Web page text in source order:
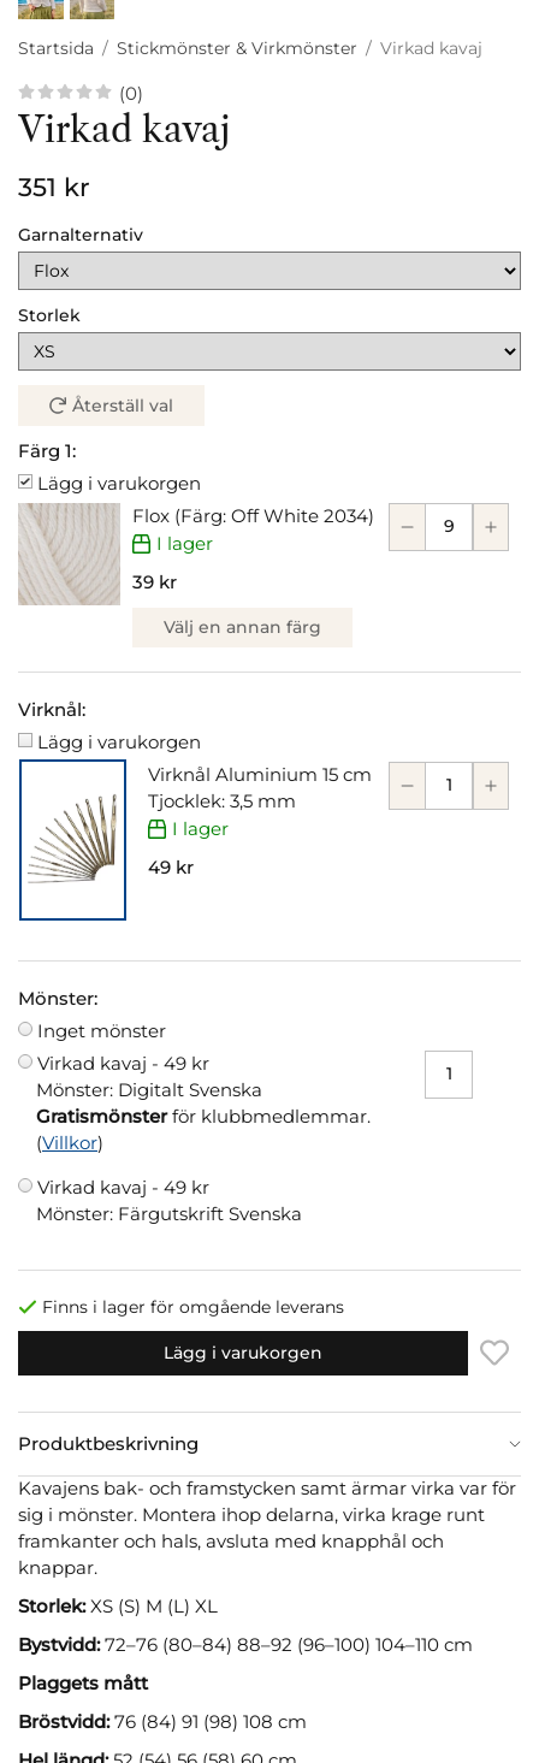
Startsida / Stickmönster & Virkmönster / Virkad kavaj
(0)
Virkad kavaj
351 kr
Garnalternativ
Storlek
Återställ val
Färg 1:
Lägg i varukorgen
Flox (Färg: Off White 2034)
I lager
39 kr
Välj en annan färg
Virknål:
Lägg i varukorgen
Virknål Aluminium 15 cm
Tjocklek: 3,5 mm
I lager
49 kr
Mönster:
Inget mönster
Virkad kavaj - 49 kr
Mönster: Digitalt Svenska
Gratismönsterför klubbmedlemmar.
(Villkor)
Virkad kavaj - 49 kr
Mönster: Färgutskrift Svenska
Finns i lager för omgående leverans
Lägg i varukorgen
Produktbeskrivning
Kavajens bak- och framstycken samt ärmar virka var för
sig i mönster. Montera ihop delarna, virka krage runt
framkanter och hals, avsluta med knapphål och
knappar.
Storlek:XS (S) M (L) XL
Bystvidd:72–76 (80–84) 88–92 (96–100) 104–110 cm
Plaggets mått
Bröstvidd:76 (84) 91 (98) 108 cm